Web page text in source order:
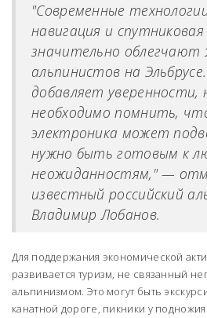
"Современные
навигация и спутниковая
значительно облегчают
альпинистов на
добавляет
необходимо помнить,
электроника может
нужно быть готовым к
неожиданностям," —
известный российский
Владимир Лобанов.
Для поддержания экономической
развивается туризм, не связанный
альпинизмом. Это могут быть
канатной дороге, пикники у